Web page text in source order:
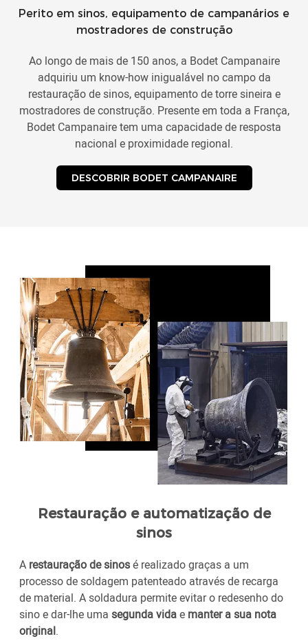
Perito em sinos, equipamento de campanários e
mostradores de construção
Ao longo de mais de 150 anos, a Bodet Campanaire
adquiriu um know-how inigualável no campo da
restauração de sinos, equipamento de torre sineira e
mostradores de construção. Presente em toda a França,
Bodet Campanaire tem uma capacidade de resposta
nacional e proximidade regional.
DESCOBRIR BODET CAMPANAIRE
Restauração e automatização de
sinos
A restauração de sinosé realizado graças a um
processo de soldagem patenteado através de recarga
de material. A soldadura permite evitar o redesenho do
sino e dar-lhe uma segunda vidae manter a sua nota
original.